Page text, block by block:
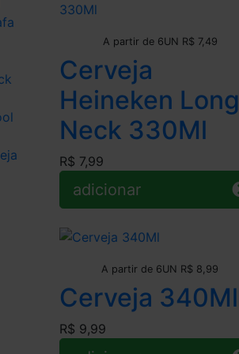
A partir de 6UN R$ 7,49
Cerveja
Heineken Long
Neck 330Ml
R$ 7,99
adicionar
A partir de 6UN R$ 8,99
Cerveja 340Ml
R$ 9,99